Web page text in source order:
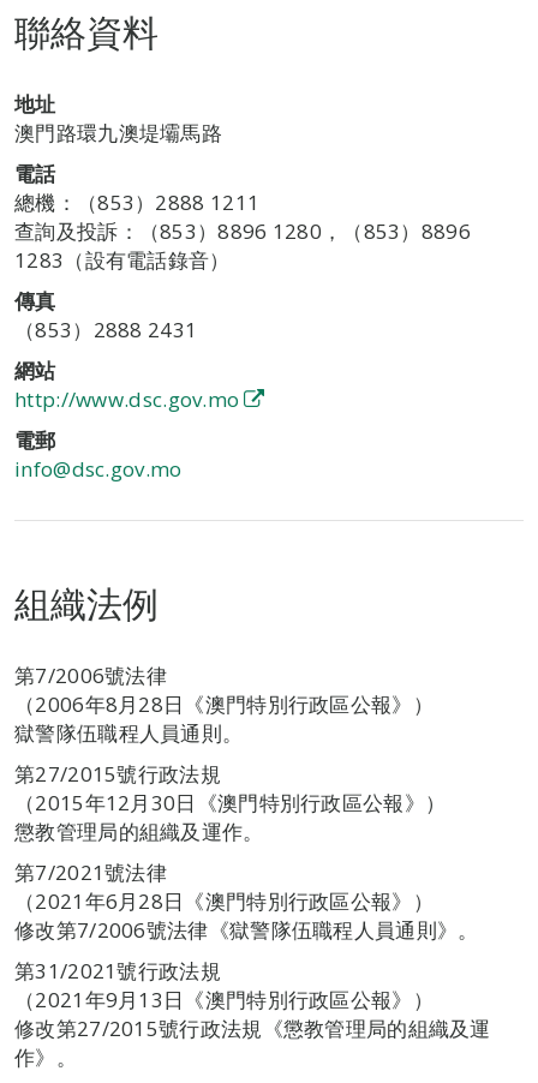
聯絡資料
地址
澳門路環九澳堤壩馬路
電話
總機：（853）2888 1211
查詢及投訴：（853）8896 1280，（853）8896
1283（設有電話錄音）
傳真
（853）2888 2431
網站
http://www.dsc.gov.mo
電郵
info@dsc.gov.mo
組織法例
第7/2006號法律
（2006年8月28日《澳門特別行政區公報》）
獄警隊伍職程人員通則。
第27/2015號行政法規
（2015年12月30日《澳門特別行政區公報》）
懲教管理局的組織及運作。
第7/2021號法律
（2021年6月28日《澳門特別行政區公報》）
修改第7/2006號法律《獄警隊伍職程人員通則》。
第31/2021號行政法規
（2021年9月13日《澳門特別行政區公報》）
修改第27/2015號行政法規《懲教管理局的組織及運
作》。